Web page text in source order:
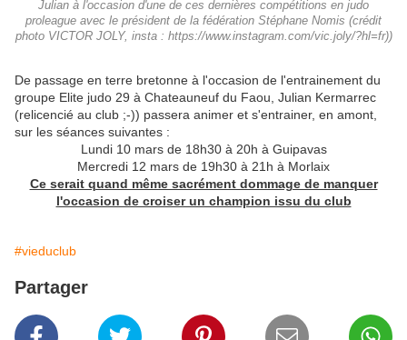
Julian à l'occasion d'une de ces dernières compétitions en judo
proleague avec le président de la fédération Stéphane Nomis (crédit
photo VICTOR JOLY, insta : https://www.instagram.com/vic.joly/?hl=fr))
De passage en terre bretonne à l'occasion de l'entrainement du
groupe Elite judo 29 à Chateauneuf du Faou, Julian Kermarrec
(relicencié au club ;-)) passera animer et s'entrainer, en amont,
sur les séances suivantes :
Lundi 10 mars de 18h30 à 20h à Guipavas
Mercredi 12 mars de 19h30 à 21h à Morlaix
Ce serait quand même sacrément dommage de manquer
l'occasion de croiser un champion issu du club
#vieduclub
Partager